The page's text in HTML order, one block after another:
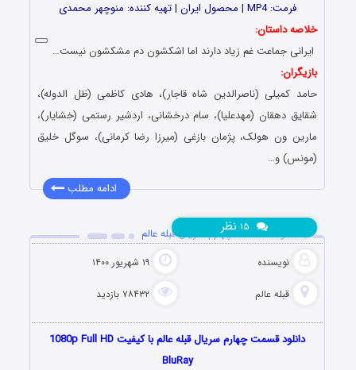
فرمت: MP4 | محصول ایران | تهیه کننده: منوچهر محمدی
خلاصه داستان:
ایرانی جماعت غم زیاد دارند اما اشکشون دم مشکشون نیست…
بازیگران:
حامد کمیلی (ناصرالدین شاه قاجار)، هادی کاظمی (ظل الدوله)،
شقایق دهقان (مهدعلیا)، سام درخشانی، اردشیر رستمی (خشایار)،
مارین ون هولک، پژمان بازغی (میرزا رضا کرمانی)، سوگل خلیق
(مونس) و…
ادامه مطلب
دانلود قسمت 4 چهارم سریال قبله عالم
نویسنده ۱۹ شهریور ۱۴۰۰
قبله عالم ۷۸۴۳۲ بازدید
نظر
دانلود قسمت چهارم سریال قبله عالم با کیفیت 1080p Full HD
BluRay